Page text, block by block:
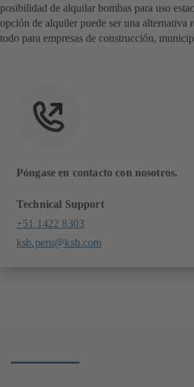
posibilidad de alquilar bombas para uso
opción de alquiler puede ser una alternativa
todo para empresas de construcción,
Póngase en contacto con nosotros.
Technical Support
+51 1422 8303
ksb.peru@ksb.com